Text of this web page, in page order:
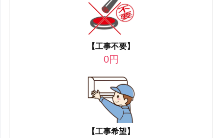
【工事不要】
0円
【工事希望】